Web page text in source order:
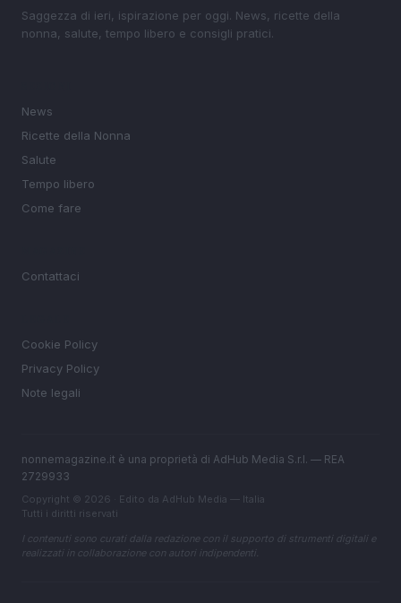
Saggezza di ieri, ispirazione per oggi. News, ricette della
nonna, salute, tempo libero e consigli pratici.
News
Ricette della Nonna
Salute
Tempo libero
Come fare
Contattaci
Cookie Policy
Privacy Policy
Note legali
nonnemagazine.it è una proprietà di AdHub Media S.r.l. — REA
2729933
Copyright © 2026 · Edito da AdHub Media — Italia
Tutti i diritti riservati
I contenuti sono curati dalla redazione con il supporto di strumenti digitali e
realizzati in collaborazione con autori indipendenti.